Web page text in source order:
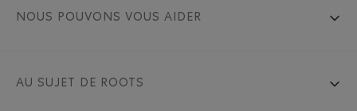
NOUS POUVONS VOUS AIDER
AU SUJET DE ROOTS